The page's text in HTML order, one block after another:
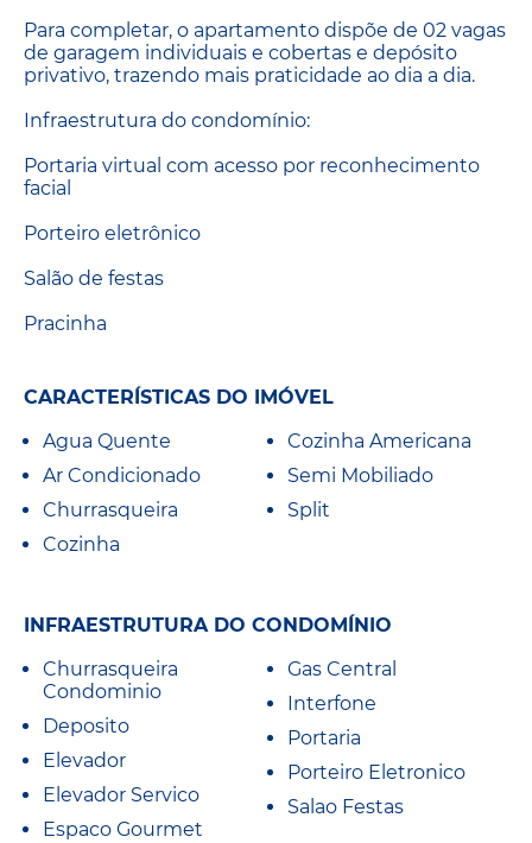
Para completar, o apartamento dispõe de 02 vagas
de garagem individuais e cobertas e depósito
privativo, trazendo mais praticidade ao dia a dia.
Infraestrutura do condomínio:
Portaria virtual com acesso por reconhecimento
facial
Porteiro eletrônico
Salão de festas
Pracinha
CARACTERÍSTICAS DO IMÓVEL
Agua Quente
Ar Condicionado
Churrasqueira
Cozinha
Cozinha Americana
Semi Mobiliado
Split
INFRAESTRUTURA DO CONDOMÍNIO
Churrasqueira
Condominio
Deposito
Elevador
Elevador Servico
Espaco Gourmet
Gas Central
Interfone
Portaria
Porteiro Eletronico
Salao Festas